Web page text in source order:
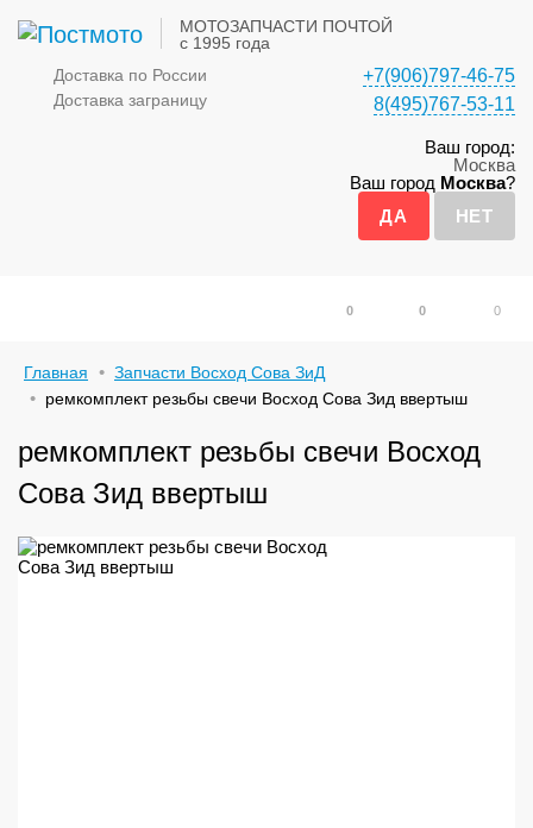
МОТОЗАПЧАСТИ ПОЧТОЙ
с 1995 года
Доставка по России
Доставка заграницу
+7(906)797-46-75
8(495)767-53-11
Ваш город:
Москва
Ваш город Москва?
0
0 0
Главная
Запчасти Восход Сова ЗиД
ремкомплект резьбы свечи Восход Сова Зид ввертыш
ремкомплект резьбы свечи Восход
Сова Зид ввертыш